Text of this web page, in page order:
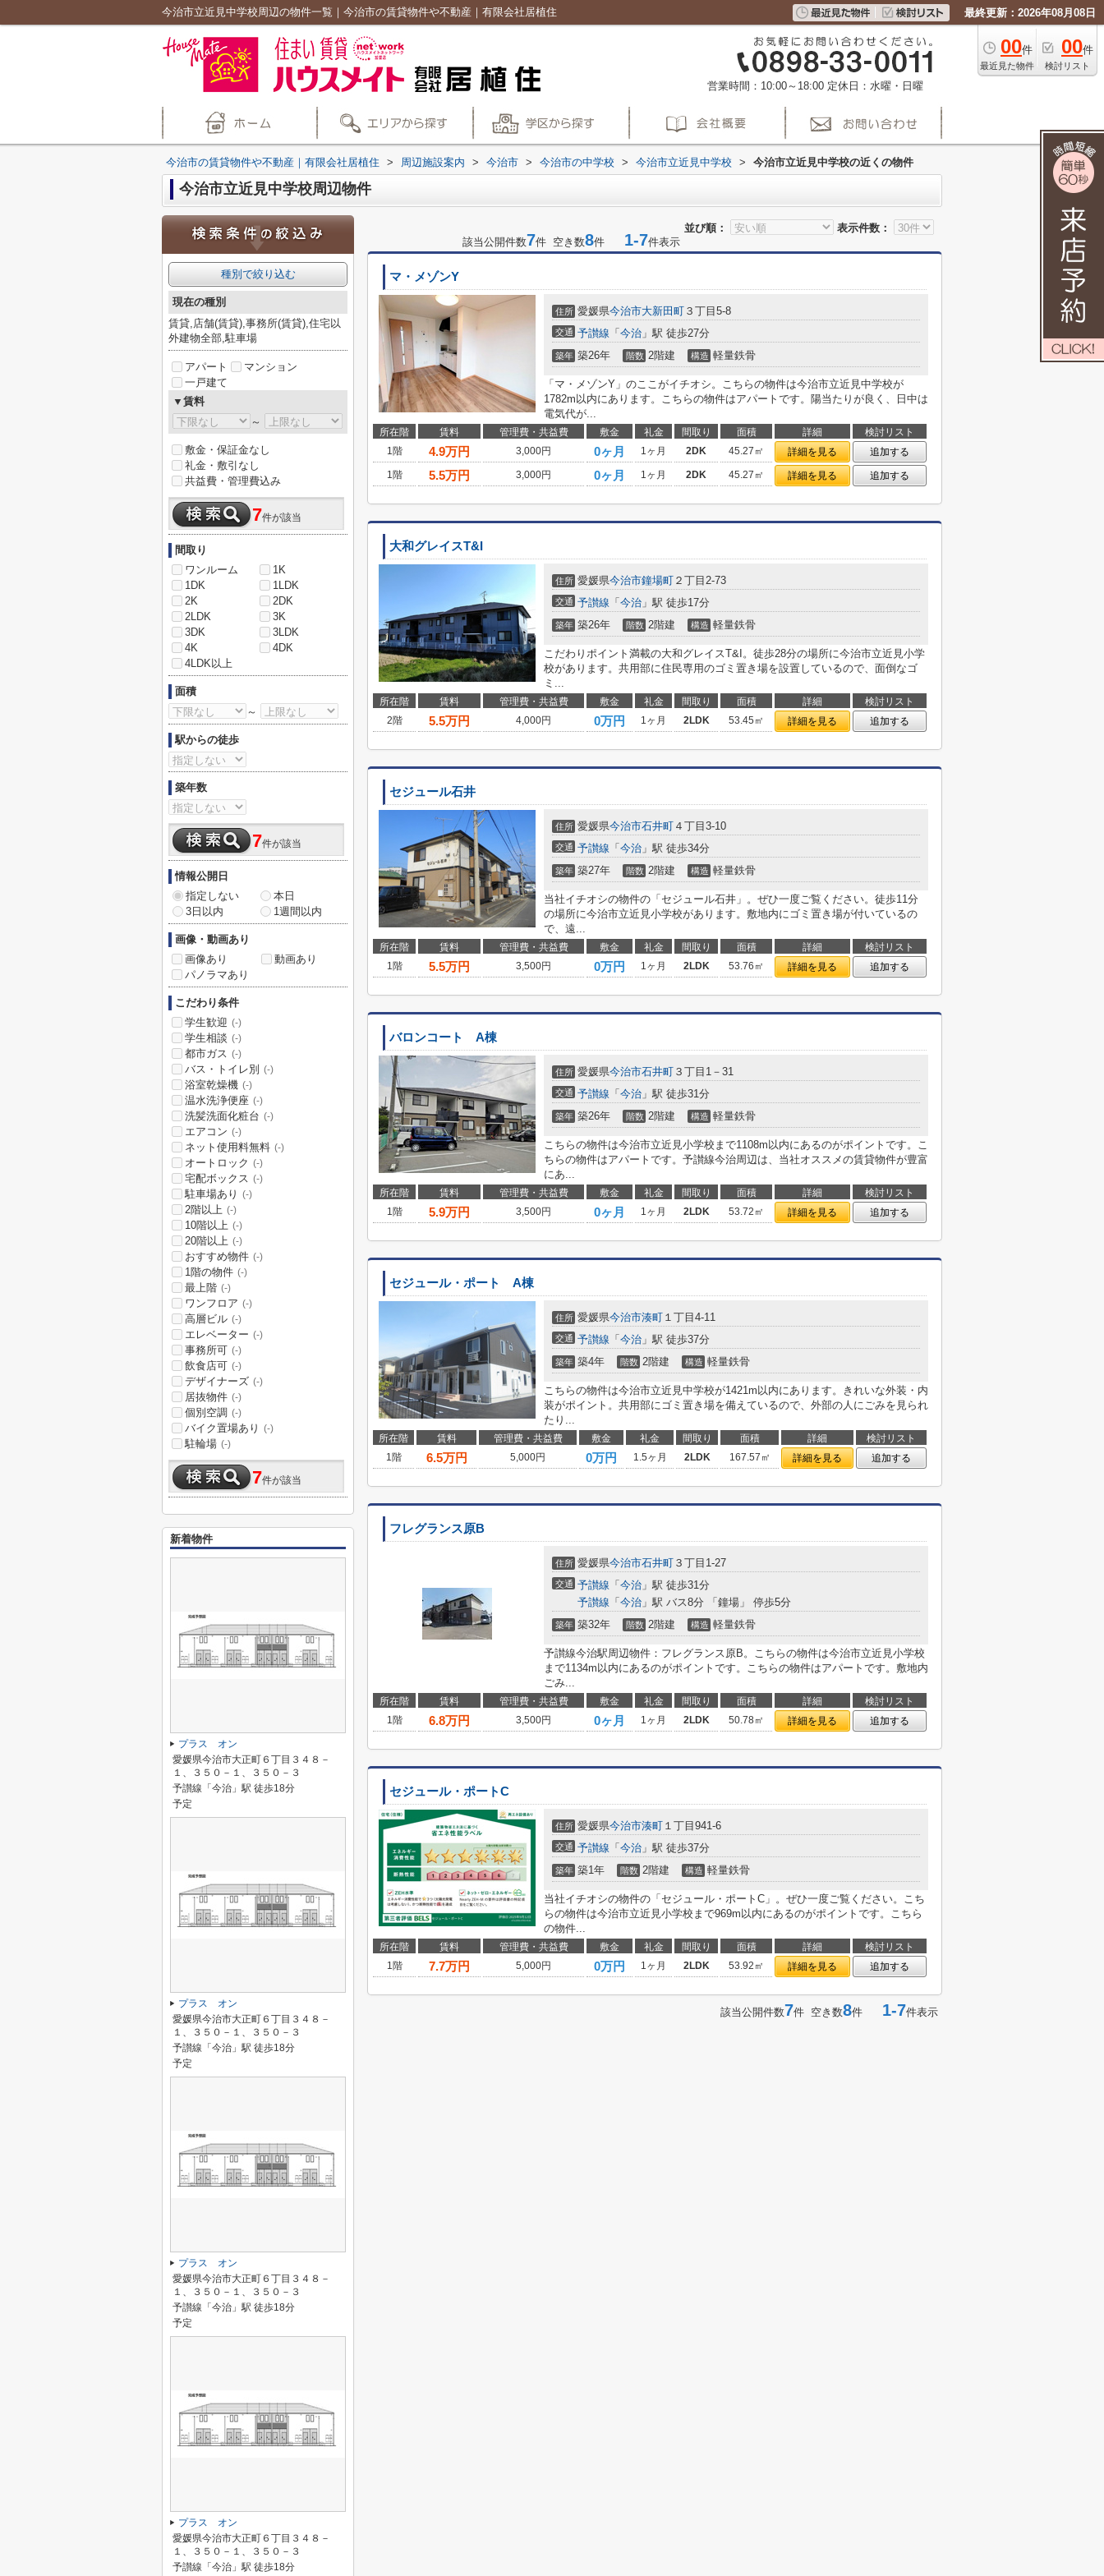
今治市立近見中学校周辺の物件一覧｜今治市の賃貸物件や不動産｜有限会社居植住 最終更新：2026年08月08日
00件
最近見た物件
00件
検討リスト
営業時間：10:00～18:00 定休日：水曜・日曜
今治市の賃貸物件や不動産｜有限会社居植住 > 周辺施設案内 > 今治市 > 今治市の中学校 > 今治市立近見中学校 > 今治市立近見中学校の近くの物件
今治市立近見中学校周辺物件
並び順：
表示件数：
該当公開件数7件 空き数8件 1-7件表示
マ・メゾンY
住所 愛媛県今治市大新田町 ３丁目5-8
交通 予讃線 「 今治 」駅 徒歩27分
築年 築26年 階数 2階建 構造 軽量鉄骨
「マ・メゾンY」のここがイチオシ。こちらの物件は今治市立近見中学校が
1782m以内にあります。こちらの物件はアパートです。陽当たりが良く、日中は
電気代が...
所在階 賃料 管理費・共益費 敷金 礼金 間取り 面積 詳細
検討リスト
1階
4.9万円 3,000円 0ヶ月 1ヶ月 2DK 45.27㎡ 詳細を見る
追加する
1階
5.5万円 3,000円 0ヶ月 1ヶ月 2DK 45.27㎡ 詳細を見る 追加する
大和グレイスT&I
住所 愛媛県今治市鐘場町 ２丁目2-73
交通 予讃線 「 今治 」駅 徒歩17分
築年 築26年 階数 2階建 構造 軽量鉄骨
こだわりポイント満載の大和グレイスT&I。徒歩28分の場所に今治市立近見小学
校があります。共用部に住民専用のゴミ置き場を設置しているので、面倒なゴ
ミ...
所在階 賃料 管理費・共益費 敷金 礼金 間取り 面積 詳細
検討リスト
2階
5.5万円 4,000円 0万円 1ヶ月 2LDK 53.45㎡ 詳細を見る 追加する
セジュール石井
住所 愛媛県今治市石井町 ４丁目3-10
交通 予讃線 「 今治 」駅 徒歩34分
築年 築27年 階数 2階建 構造 軽量鉄骨
当社イチオシの物件の「セジュール石井」。ぜひ一度ご覧ください。徒歩11分
の場所に今治市立近見小学校があります。敷地内にゴミ置き場が付いているの
で、遠...
所在階 賃料 管理費・共益費 敷金 礼金 間取り 面積 詳細
検討リスト
1階
5.5万円 3,500円 0万円 1ヶ月 2LDK 53.76㎡ 詳細を見る 追加する
バロンコート A棟
住所 愛媛県今治市石井町 ３丁目1－31
交通 予讃線 「 今治 」駅 徒歩31分
築年 築26年 階数 2階建 構造 軽量鉄骨
こちらの物件は今治市立近見小学校まで1108m以内にあるのがポイントです。こ
ちらの物件はアパートです。予讃線今治周辺は、当社オススメの賃貸物件が豊富
にあ...
所在階 賃料 管理費・共益費 敷金 礼金 間取り 面積 詳細
検討リスト
1階
5.9万円 3,500円 0ヶ月 1ヶ月 2LDK 53.72㎡ 詳細を見る 追加する
セジュール・ポート A棟
住所 愛媛県今治市湊町 １丁目4-11
交通 予讃線 「 今治 」駅 徒歩37分
築年 築4年 階数 2階建 構造 軽量鉄骨
こちらの物件は今治市立近見中学校が1421m以内にあります。きれいな外装・内
装がポイント。共用部にゴミ置き場を備えているので、外部の人にごみを見られ
たり...
所在階 賃料 管理費・共益費 敷金 礼金 間取り 面積 詳細
検討リスト
1階
6.5万円 5,000円 0万円 1.5ヶ月 2LDK 167.57㎡ 詳細を見る 追加する
フレグランス原B
住所 愛媛県今治市石井町 ３丁目1-27
交通 予讃線 「 今治 」駅 徒歩31分
予讃線 「 今治 」駅 バス8分 「鐘場」 停歩5分
築年 築32年 階数 2階建 構造 軽量鉄骨
予讃線今治駅周辺物件：フレグランス原B。こちらの物件は今治市立近見小学校
まで1134m以内にあるのがポイントです。こちらの物件はアパートです。敷地内
ごみ...
所在階 賃料 管理費・共益費 敷金 礼金 間取り 面積 詳細
検討リスト
1階
6.8万円 3,500円 0ヶ月 1ヶ月 2LDK 50.78㎡ 詳細を見る 追加する
セジュール・ポートC
住所 愛媛県今治市湊町 １丁目941-6
交通 予讃線 「 今治 」駅 徒歩37分
築年 築1年 階数 2階建 構造 軽量鉄骨
当社イチオシの物件の「セジュール・ポートC」。ぜひ一度ご覧ください。こち
らの物件は今治市立近見小学校まで969m以内にあるのがポイントです。こちら
の物件...
所在階 賃料 管理費・共益費 敷金 礼金 間取り 面積 詳細
検討リスト
1階
7.7万円 5,000円 0万円 1ヶ月 2LDK 53.92㎡ 詳細を見る 追加する
該当公開件数7件 空き数8件 1-7件表示
種別で絞り込む
現在の種別
賃貸,店舗(賃貸),事務所(賃貸),住宅以
外建物全部,駐車場
アパート
マンション
一戸建て
▼賃料
～
敷金・保証金なし
礼金・敷引なし
共益費・管理費込み
7件が該当
間取り
ワンルーム
1K
1DK
1LDK
2K
2DK
2LDK
3K
3DK
3LDK
4K
4DK
4LDK以上
面積
～
駅からの徒歩
築年数
7件が該当
情報公開日
指定しない
本日
3日以内
1週間以内
画像・動画あり
画像あり
動画あり
パノラマあり
こだわり条件
学生歓迎 (-)
学生相談 (-)
都市ガス (-)
バス・トイレ別 (-)
浴室乾燥機 (-)
温水洗浄便座 (-)
洗髪洗面化粧台 (-)
エアコン (-)
ネット使用料無料 (-)
オートロック (-)
宅配ボックス (-)
駐車場あり (-)
2階以上 (-)
10階以上 (-)
20階以上 (-)
おすすめ物件 (-)
1階の物件 (-)
最上階 (-)
ワンフロア (-)
高層ビル (-)
エレベーター (-)
事務所可 (-)
飲食店可 (-)
デザイナーズ (-)
居抜物件 (-)
個別空調 (-)
バイク置場あり (-)
駐輪場 (-)
7件が該当
新着物件
プラス オン
愛媛県今治市大正町６丁目３４８－
１、３５０－１、３５０－３
予讃線「今治」駅 徒歩18分
予定
プラス オン
愛媛県今治市大正町６丁目３４８－
１、３５０－１、３５０－３
予讃線「今治」駅 徒歩18分
予定
プラス オン
愛媛県今治市大正町６丁目３４８－
１、３５０－１、３５０－３
予讃線「今治」駅 徒歩18分
予定
プラス オン
愛媛県今治市大正町６丁目３４８－
１、３５０－１、３５０－３
予讃線「今治」駅 徒歩18分